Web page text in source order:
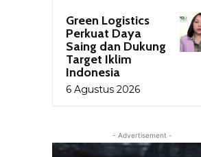
Green Logistics
Perkuat Daya
Saing dan Dukung
Target Iklim
Indonesia
6 Agustus 2026
- Advertisement -